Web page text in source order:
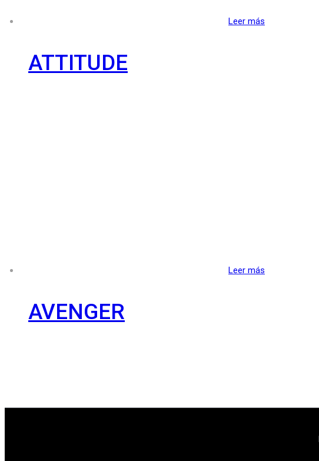
Leer más
ATTITUDE
Leer más
AVENGER